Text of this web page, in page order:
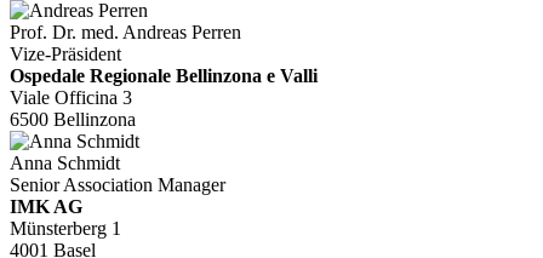
Prof. Dr. med. Andreas Perren
Vize-Präsident
Ospedale Regionale Bellinzona e Valli
Viale Officina 3
6500 Bellinzona
Anna Schmidt
Senior Association Manager
IMK AG
Münsterberg 1
4001 Basel